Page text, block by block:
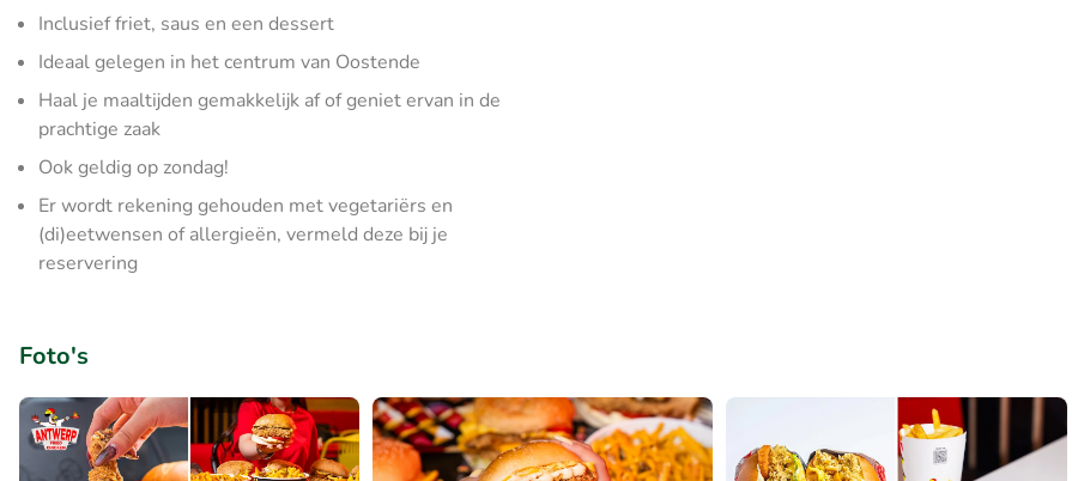
Inclusief friet, saus en een dessert
Ideaal gelegen in het centrum van Oostende
Haal je maaltijden gemakkelijk af of geniet ervan in de
prachtige zaak
Ook geldig op zondag!
Er wordt rekening gehouden met vegetariërs en
(di)eetwensen of allergieën, vermeld deze bij je
reservering
Foto's